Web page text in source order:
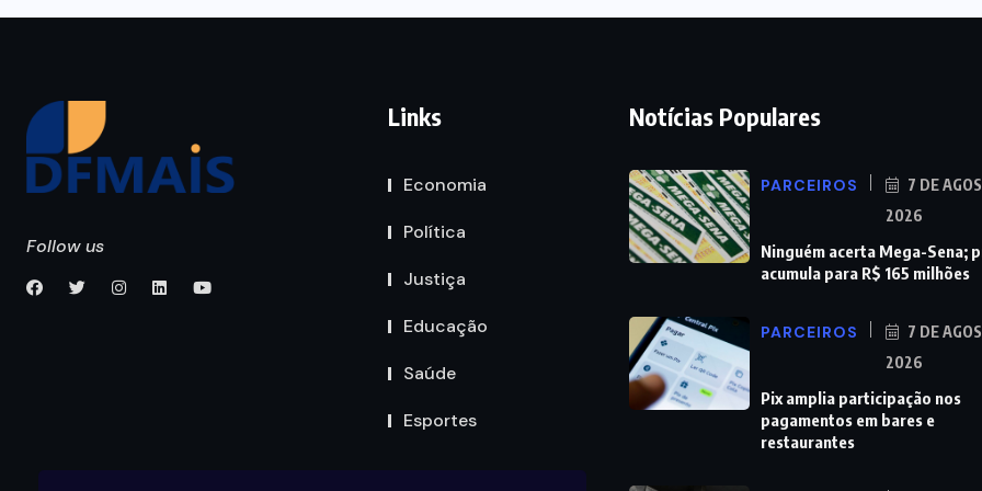
Follow us
Links
Economia
Política
Justiça
Educação
Saúde
Esportes
Notícias Populares
PARCEIROS
7 DE
2026
Ninguém acerta Mega-Sena;
acumula para R$ 165 milhões
PARCEIROS
7 DE
2026
Pix amplia participação nos
pagamentos em bares e
restaurantes